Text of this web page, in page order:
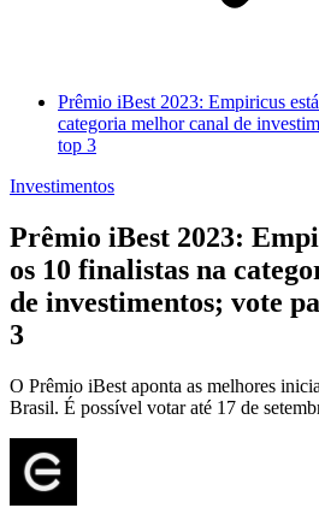
Prêmio iBest 2023: Empiricus
categoria melhor canal de
top 3
Investimentos
Prêmio iBest 2023:
os 10 finalistas na
de investimentos; vote
3
O Prêmio iBest aponta as melhores
Brasil. É possível votar até 17 de